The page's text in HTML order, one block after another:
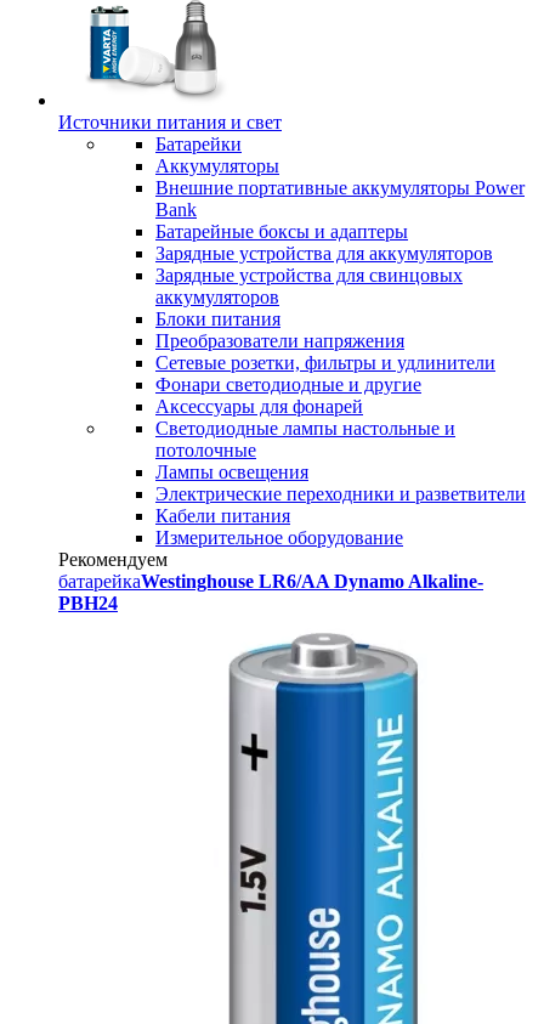
Источники питания и свет
Батарейки
Аккумуляторы
Внешние портативные аккумуляторы Power
Bank
Батарейные боксы и адаптеры
Зарядные устройства для аккумуляторов
Зарядные устройства для свинцовых
аккумуляторов
Блоки питания
Преобразователи напряжения
Сетевые розетки, фильтры и удлинители
Фонари светодиодные и другие
Аксессуары для фонарей
Светодиодные лампы настольные и
потолочные
Лампы освещения
Электрические переходники и разветвители
Кабели питания
Измерительное оборудование
Рекомендуем
батарейкаWestinghouse LR6/AA Dynamo Alkaline-
PBH24